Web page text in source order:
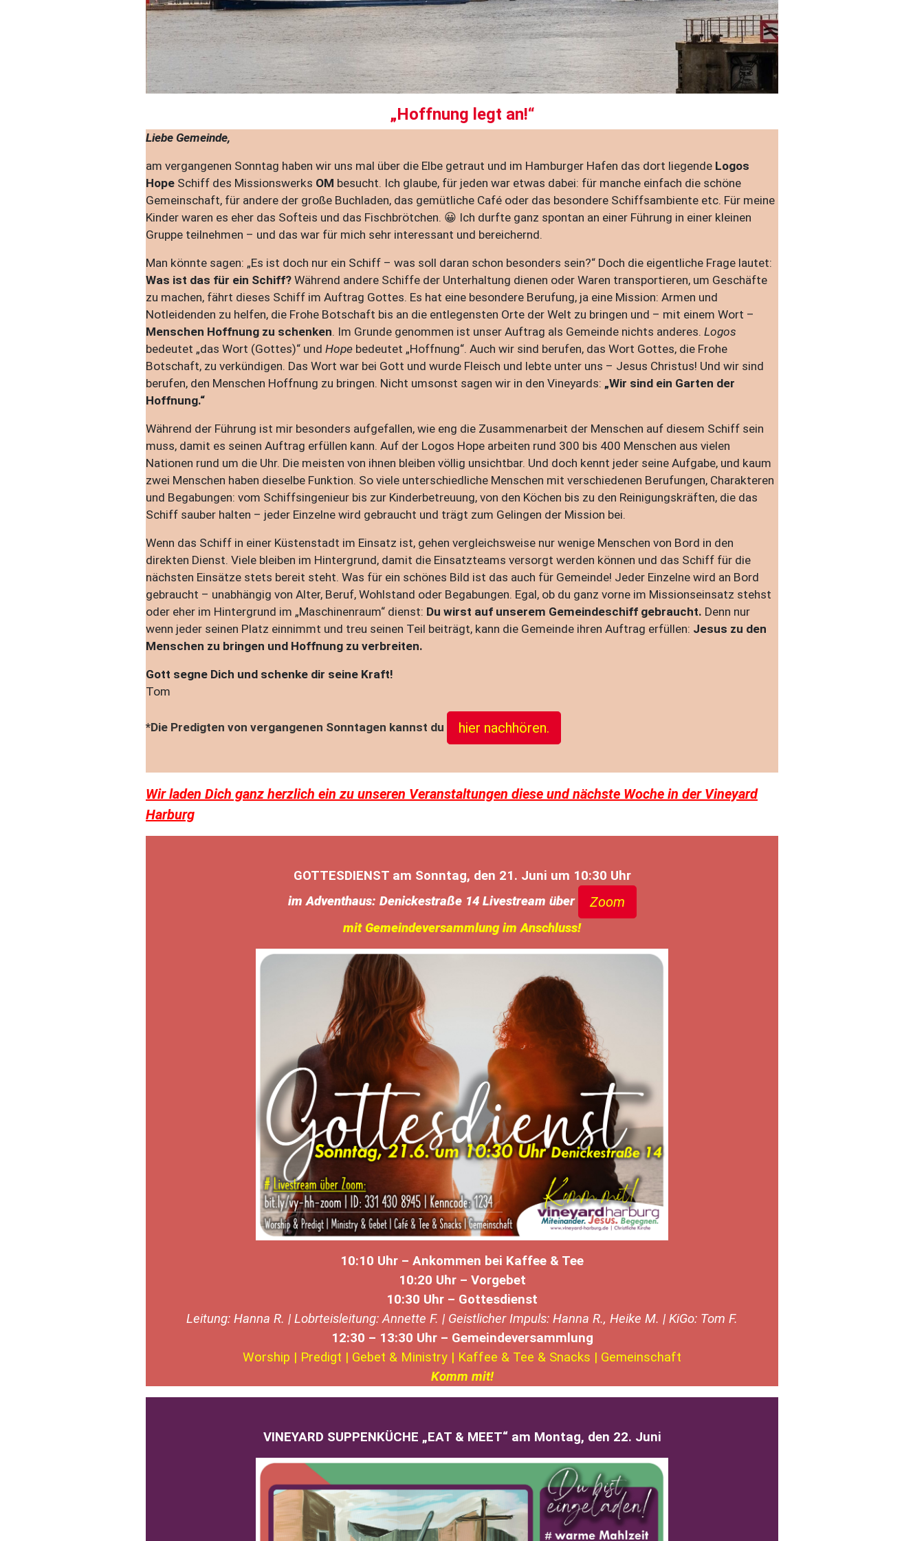
„Hoffnung legt an!“
Liebe Gemeinde,
am vergangenen Sonntag haben wir uns mal über die Elbe getraut und im Hamburger Hafen das dort liegende Logos
Hope Schiff des Missionswerks OM besucht. Ich glaube, für jeden war etwas dabei: für manche einfach die schöne
Gemeinschaft, für andere der große Buchladen, das gemütliche Café oder das besondere Schiffsambiente etc. Für meine
Kinder waren es eher das Softeis und das Fischbrötchen. 😀 Ich durfte ganz spontan an einer Führung in einer kleinen
Gruppe teilnehmen – und das war für mich sehr interessant und bereichernd.
Man könnte sagen: „Es ist doch nur ein Schiff – was soll daran schon besonders sein?“ Doch die eigentliche Frage lautet:
Was ist das für ein Schiff? Während andere Schiffe der Unterhaltung dienen oder Waren transportieren, um Geschäfte
zu machen, fährt dieses Schiff im Auftrag Gottes. Es hat eine besondere Berufung, ja eine Mission: Armen und
Notleidenden zu helfen, die Frohe Botschaft bis an die entlegensten Orte der Welt zu bringen und – mit einem Wort –
Menschen Hoffnung zu schenken. Im Grunde genommen ist unser Auftrag als Gemeinde nichts anderes. Logos
bedeutet „das Wort (Gottes)“ und Hope bedeutet „Hoffnung“. Auch wir sind berufen, das Wort Gottes, die Frohe
Botschaft, zu verkündigen. Das Wort war bei Gott und wurde Fleisch und lebte unter uns – Jesus Christus! Und wir sind
berufen, den Menschen Hoffnung zu bringen. Nicht umsonst sagen wir in den Vineyards: „Wir sind ein Garten der
Hoffnung.“
Während der Führung ist mir besonders aufgefallen, wie eng die Zusammenarbeit der Menschen auf diesem Schiff sein
muss, damit es seinen Auftrag erfüllen kann. Auf der Logos Hope arbeiten rund 300 bis 400 Menschen aus vielen
Nationen rund um die Uhr. Die meisten von ihnen bleiben völlig unsichtbar. Und doch kennt jeder seine Aufgabe, und kaum
zwei Menschen haben dieselbe Funktion. So viele unterschiedliche Menschen mit verschiedenen Berufungen, Charakteren
und Begabungen: vom Schiffsingenieur bis zur Kinderbetreuung, von den Köchen bis zu den Reinigungskräften, die das
Schiff sauber halten – jeder Einzelne wird gebraucht und trägt zum Gelingen der Mission bei.
Wenn das Schiff in einer Küstenstadt im Einsatz ist, gehen vergleichsweise nur wenige Menschen von Bord in den
direkten Dienst. Viele bleiben im Hintergrund, damit die Einsatzteams versorgt werden können und das Schiff für die
nächsten Einsätze stets bereit steht. Was für ein schönes Bild ist das auch für Gemeinde! Jeder Einzelne wird an Bord
gebraucht – unabhängig von Alter, Beruf, Wohlstand oder Begabungen. Egal, ob du ganz vorne im Missionseinsatz stehst
oder eher im Hintergrund im „Maschinenraum“ dienst: Du wirst auf unserem Gemeindeschiff gebraucht. Denn nur
wenn jeder seinen Platz einnimmt und treu seinen Teil beiträgt, kann die Gemeinde ihren Auftrag erfüllen: Jesus zu den
Menschen zu bringen und Hoffnung zu verbreiten.
Gott segne Dich und schenke dir seine Kraft!
Tom
*Die Predigten von vergangenen Sonntagen kannst du hier nachhören.
Wir laden Dich ganz herzlich ein zu unseren Veranstaltungen diese und nächste Woche in der Vineyard
Harburg
GOTTESDIENST am Sonntag, den 21. Juni um 10:30 Uhr
im Adventhaus: Denickestraße 14 Livestream über
Zoom
mit Gemeindeversammlung im Anschluss!
10:10 Uhr – Ankommen bei Kaffee & Tee
10:20 Uhr – Vorgebet
10:30 Uhr – Gottesdienst
Leitung: Hanna R. | Lobrteisleitung: Annette F. | Geistlicher Impuls: Hanna R., Heike M. | KiGo: Tom F.
12:30 – 13:30 Uhr – Gemeindeversammlung
Worship | Predigt | Gebet & Ministry | Kaffee & Tee & Snacks | Gemeinschaft
Komm mit!
VINEYARD SUPPENKÜCHE „EAT & MEET“ am Montag, den 22. Juni